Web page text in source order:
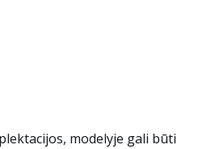
modelyje gali būti